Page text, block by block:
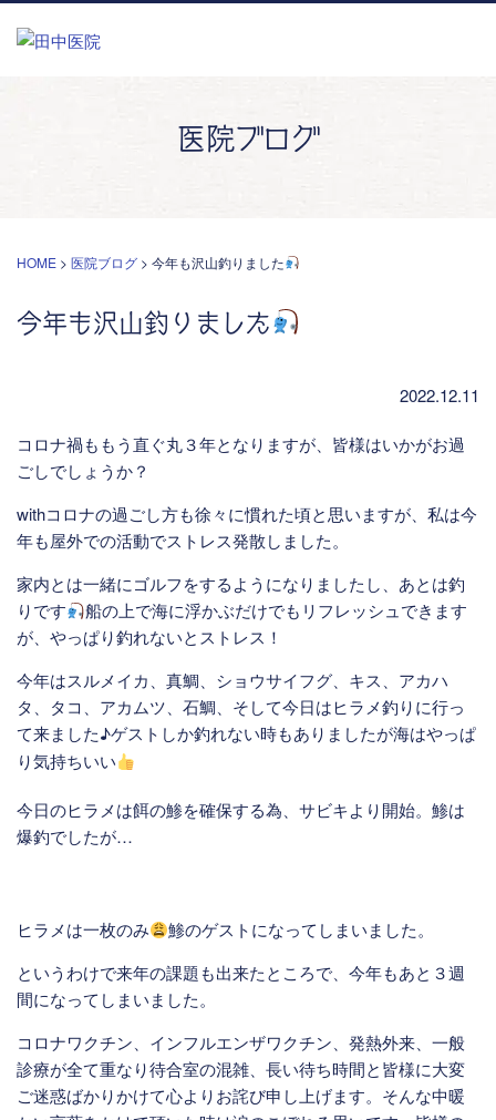
医院ブログ
HOME > 医院ブログ > 今年も沢山釣りました
今年も沢山釣りました
2022.12.11
コロナ禍ももう直ぐ丸３年となりますが、皆様はいかがお過
ごしでしょうか？
withコロナの過ごし方も徐々に慣れた頃と思いますが、私は今
年も屋外での活動でストレス発散しました。
家内とは一緒にゴルフをするようになりましたし、あとは釣
りです
船の上で海に浮かぶだけでもリフレッシュできます
が、やっぱり釣れないとストレス！
今年はスルメイカ、真鯛、ショウサイフグ、キス、アカハ
タ、タコ、アカムツ、石鯛、そして今日はヒラメ釣りに行っ
て来ました♪ゲストしか釣れない時もありましたが海はやっぱ
り気持ちいい
今日のヒラメは餌の鯵を確保する為、サビキより開始。鯵は
爆釣でしたが…
ヒラメは一枚のみ
鯵のゲストになってしまいました。
というわけで来年の課題も出来たところで、今年もあと３週
間になってしまいました。
コロナワクチン、インフルエンザワクチン、発熱外来、一般
診療が全て重なり待合室の混雑、長い待ち時間と皆様に大変
ご迷惑ばかりかけて心よりお詫び申し上げます。そんな中暖